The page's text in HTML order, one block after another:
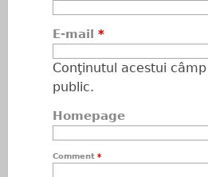
E-mail *
Conţinutul acestui
public.
Homepage
Comment *